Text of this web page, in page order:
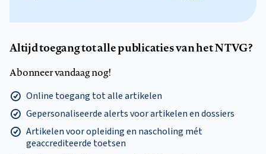
Altijd toegang tot alle publicaties van het NTVG?
Abonneer vandaag nog!
Online toegang tot alle artikelen
Gepersonaliseerde alerts voor artikelen en dossiers
Artikelen voor opleiding en nascholing mét
geaccrediteerde toetsen